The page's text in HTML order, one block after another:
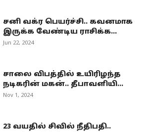
சனி வக்ர பெயர்ச்சி.. கவனமாக
இருக்க வேண்டிய ராசிக்க...
Jun 22, 2024
சாலை விபத்தில் உயிரிழந்த
நடிகரின் மகன்.. தீபாவளியி...
Nov 1, 2024
23 வயதில் சிவில் நீதிபதி..